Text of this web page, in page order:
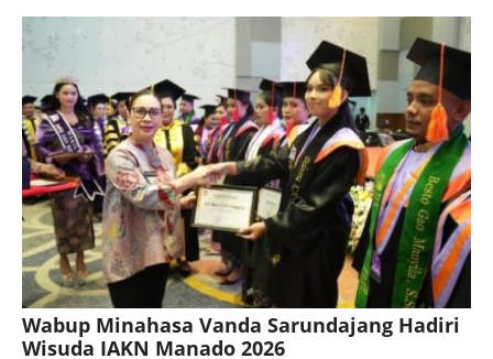
Wabup Minahasa Vanda Sarundajang Hadiri
Wisuda IAKN Manado 2026